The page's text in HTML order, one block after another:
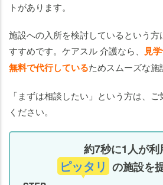
トがあります。
施設への入所を検討しているという
すすめです。ケアスル 介護なら、 見
無料で代行しているためスムーズな施
「まずは相談したい」という方は、
ください。
約7秒に1人が利
ピッタリ の施設を